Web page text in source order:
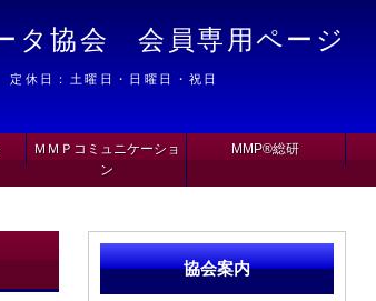
タ協会 会員専用ページ
休日：土曜日・日曜日・祝日
ＭＭＰコミュニケーショ
ン
MMP®総研
協会案内